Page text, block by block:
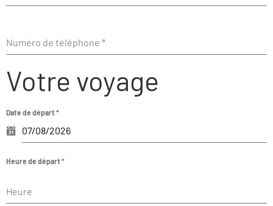
Numéro de téléphone *
Votre voyage
Date de départ *
Heure de départ *
Heure